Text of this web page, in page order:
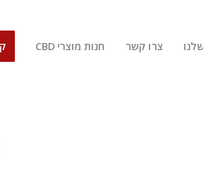
צרו קשר חנות מוצרי CBD